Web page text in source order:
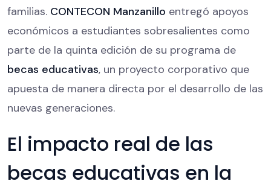
familias. CONTECON Manzanillo entregó apoyos
económicos a estudiantes sobresalientes como
parte de la quinta edición de su programa de
becas educativas, un proyecto corporativo que
apuesta de manera directa por el desarrollo de las
nuevas generaciones.
El impacto real de las
becas educativas en la